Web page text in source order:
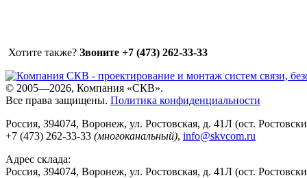
Хотите также? Звоните +7 (473) 262-33-33
© 2005—2026, Компания «СКВ».
Все права защищены. Политика конфиденциальности
Россия, 394074, Воронеж, ул. Ростовская, д. 41Л (ост.
+7 (473) 262-33-33 (многоканальный), info@skvcom.ru
Адрес склада:
Россия, 394074, Воронеж, ул. Ростовская, д. 41Л (ост.